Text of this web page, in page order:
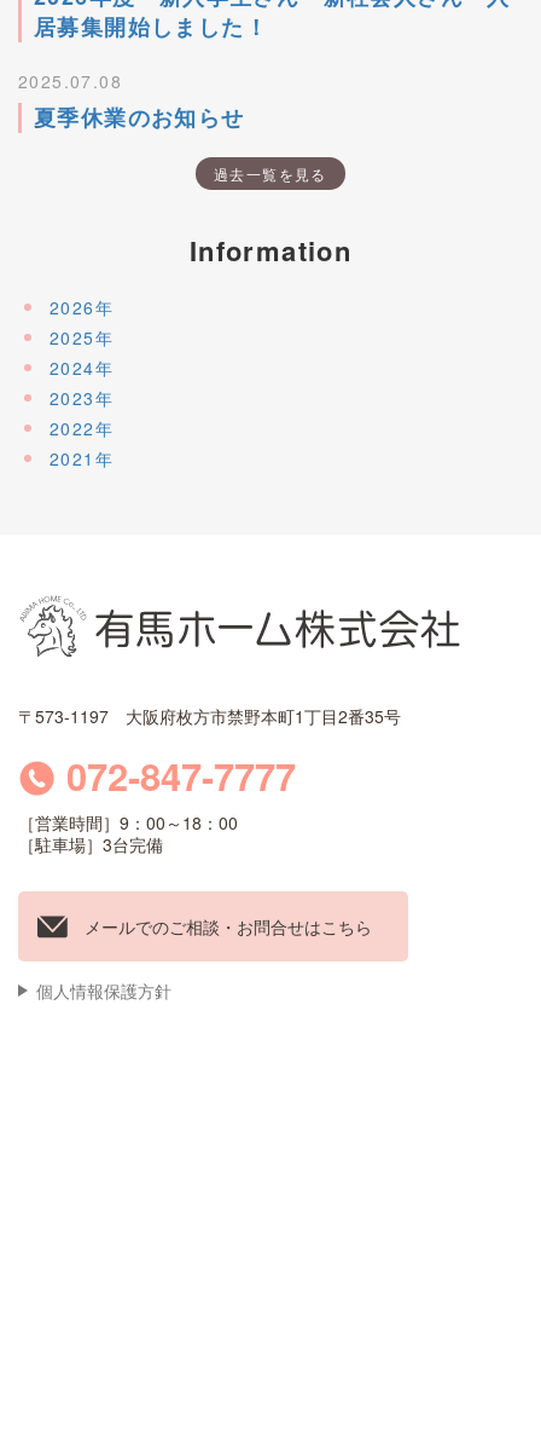
居募集開始しました！
2025.07.08
夏季休業のお知らせ
過去一覧を見る
Information
2026年
2025年
2024年
2023年
2022年
2021年
〒573-1197 大阪府枚方市禁野本町1丁目2番35号
072-847-7777
［営業時間］9：00～18：00
［駐車場］3台完備
メールでのご相談・お問合せはこちら
個人情報保護方針